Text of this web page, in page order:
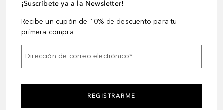
¡Suscríbete ya a la Newsletter!
Recibe un cupón de 10% de descuento para tu
primera compra
Dirección de correo electrónico*
REGISTRARME